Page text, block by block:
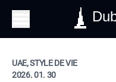
UAE, STYLE DE VIE
2026. 01. 30